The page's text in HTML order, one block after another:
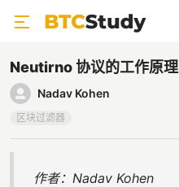
Neutirno 协议的工作原理
Nadav Kohen
区块过滤器
作者：Nadav Kohen